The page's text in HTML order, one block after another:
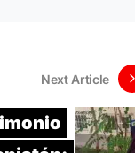
Next Article